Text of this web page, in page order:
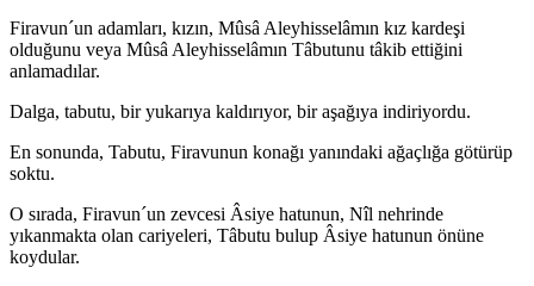
Firavun´un adamları, kızın, Mûsâ Aleyhisselâmın kız kardeşi
olduğunu veya Mûsâ Aleyhisselâmın Tâbutunu tâkib ettiğini
anlamadılar.
Dalga, tabutu, bir yukarıya kaldırıyor, bir aşağıya indiriyordu.
En sonunda, Tabutu, Firavunun konağı yanındaki ağaçlığa götürüp
soktu.
O sırada, Firavun´un zevcesi Âsiye hatunun, Nîl nehrinde
yıkanmakta olan ca­riyeleri, Tâbutu bulup Âsiye hatunun önüne
koydular.